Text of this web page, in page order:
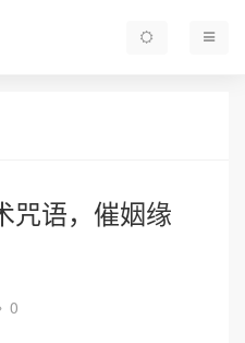
咒语，催姻缘
0